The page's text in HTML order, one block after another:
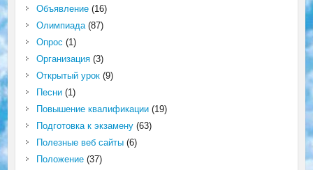
Объявление(16)
Олимпиада(87)
Опрос (1)
Организация(3)
Открытый урок(9)
Песни(1)
Повышение квалификации(19)
Подготовка к экзамену(63)
Полезные веб сайты(6)
Положение(37)